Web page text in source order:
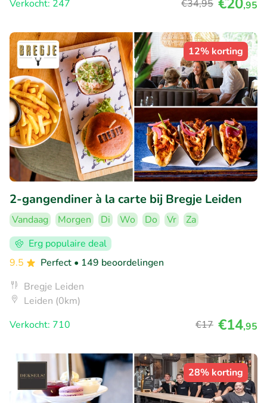
Verkocht: 247
€34,95 ,95
12% korting
2-gangendiner à la carte bij Bregje Leiden
Vandaag Morgen Di Wo Do Vr
Za
Erg populaire deal
9.5
Perfect • 149 beoordelingen
Bregje Leiden
Leiden (0km)
Verkocht: 710
€17 €14,95
28% korting